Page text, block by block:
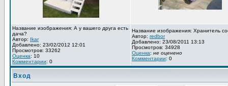
Название изображения: А у вашего друга есть
дача?
Автор: Ikar
Добавлено: 23/02/2012 12:01
Просмотров: 33262
Оценка: 10
Комментарии: 0
Название изображения: Хранитель
Автор: redbor
Добавлено: 23/08/2011 13:13
Просмотров: 34928
Оценка: не оценено
Комментарии: 0
Вход